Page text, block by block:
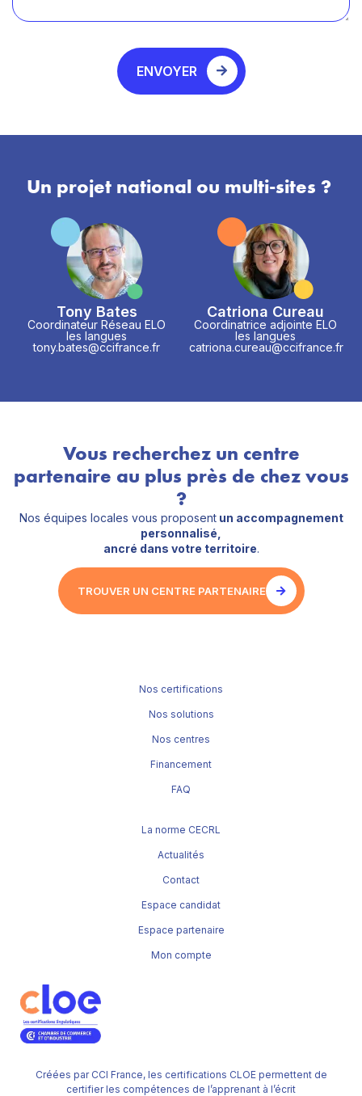
ENVOYER
Un projet national ou multi-sites ?
Tony Bates
Coordinateur Réseau ELO
les langues
tony.bates@ccifrance.fr
Catriona Cureau
Coordinatrice adjointe ELO
les langues
catriona.cureau@ccifrance.fr
Vous recherchez un centre
partenaire au plus près de chez vous
?
Nos équipes locales vous proposentun accompagnement
personnalisé,
ancré dans votre territoire.
TROUVER UN CENTRE PARTENAIRE
Créées par CCI France, les certifications CLOE permettent de
certifier les compétences de l’apprenant à l’écrit
Nos certifications
Nos solutions
Nos centres
Financement
FAQ
La norme CECRL
Actualités
Contact
Espace candidat
Espace partenaire
Mon compte